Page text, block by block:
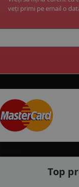
veți primi pe email o
Top